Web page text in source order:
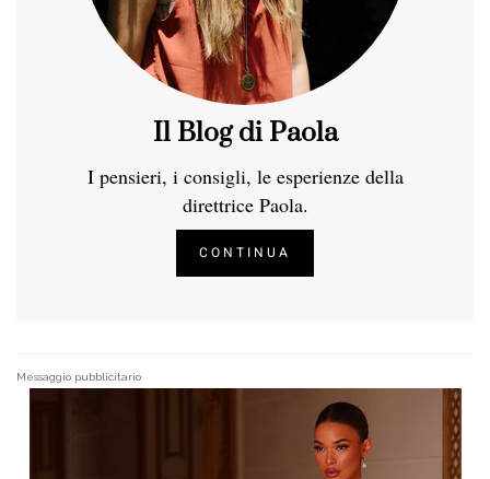
Il Blog di Paola
I pensieri, i consigli, le esperienze della
direttrice Paola.
CONTINUA
Messaggio pubblicitario